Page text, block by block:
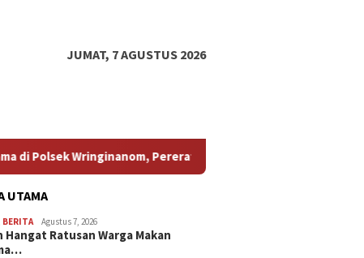
JUMAT, 7 AGUSTUS 2026
Wringinanom, Pererat Silaturahmi dan Berbagi Keberkahan
UTAMA
BERITA Agustus 7, 2026
Hangat Ratusan Warga Makan